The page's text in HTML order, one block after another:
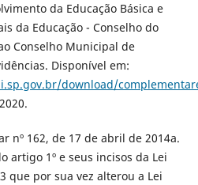
da Educação Básica e
da Educação - Conselho do
Conselho Municipal de
Disponível em:
download/
nº 162, de 17 de abril de 2014a.
artigo 1º e seus incisos da Lei
que por sua vez alterou a Lei